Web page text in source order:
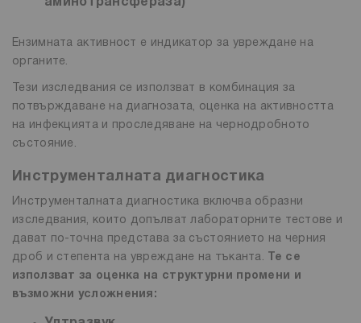
аминотрансфераза)
Ензимната активност е индикатор за увреждане на
органите.
Тези изследвания се използват в комбинация за
потвърждаване на диагнозата, оценка на активността
на инфекцията и проследяване на чернодробното
състояние.
Инструменталната диагностика
Инструменталната диагностика включва образни
изследвания, които допълват лабораторните тестове и
дават по-точна представа за състоянието на черния
дроб и степента на увреждане на тъканта.
Те се
използват за оценка на структурни промени и
възможни усложнения: